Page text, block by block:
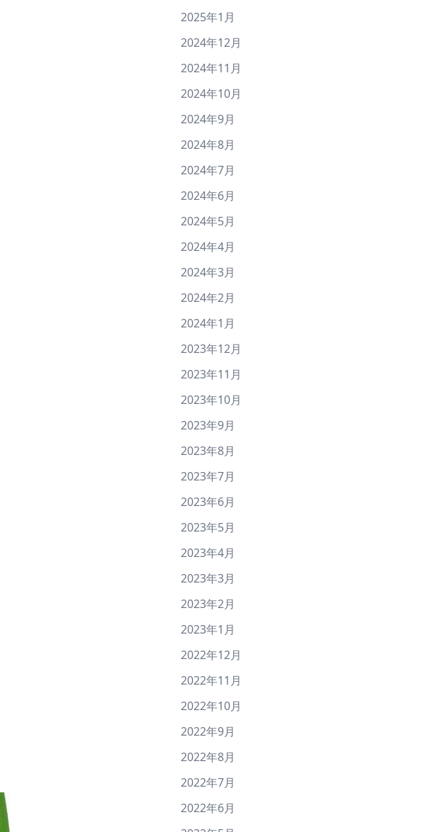
2025年1月
2024年12月
2024年11月
2024年10月
2024年9月
2024年8月
2024年7月
2024年6月
2024年5月
2024年4月
2024年3月
2024年2月
2024年1月
2023年12月
2023年11月
2023年10月
2023年9月
2023年8月
2023年7月
2023年6月
2023年5月
2023年4月
2023年3月
2023年2月
2023年1月
2022年12月
2022年11月
2022年10月
2022年9月
2022年8月
2022年7月
2022年6月